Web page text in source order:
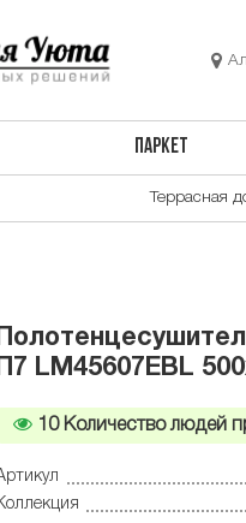
ПАРКЕТ
Террасная
П7 LM45607EBL
10Количество людей